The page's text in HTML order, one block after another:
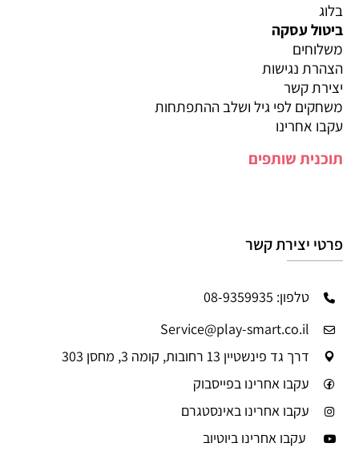
בלוג
ביטול עסקה
משלוחים
הצהרת נגישות
יצירת קשר
משחקים לפי גיל ושלב ההתפתחות
עקבו אחרינו
תוכנית שותפים
פרטי יצירת קשר
טלפון: 08-9359935
Service@play-smart.co.il
דרך גד פינשטיין 13 רחובות, קומה 3, מחסן 303
עקבו אחרינו בפייסבוק
עקבו אחרינו באינסטגרם
עקבו אחרינו ביוטיוב